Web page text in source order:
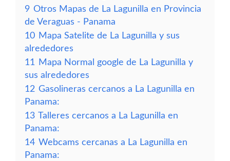
9 Otros Mapas de La Lagunilla en Provincia
de Veraguas - Panama
10 Mapa Satelite de La Lagunilla y sus
alrededores
11
Mapa Normal google de La Lagunilla y
sus alrededores
12 Gasolineras cercanos a La Lagunilla en
Panama:
13 Talleres cercanos a La Lagunilla en
Panama:
14 Webcams cercanas a La Lagunilla en
Panama: